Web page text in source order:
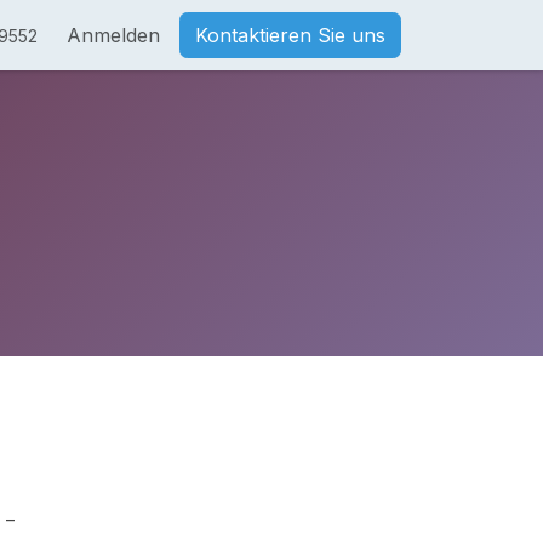
Anmelden Kontaktieren Sie uns